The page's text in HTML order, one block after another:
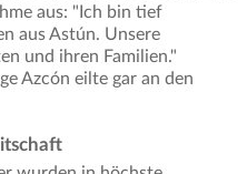
aus: "Ich bin tief
aus Astún. Unsere
und ihren Familien."
Azcón eilte gar an den